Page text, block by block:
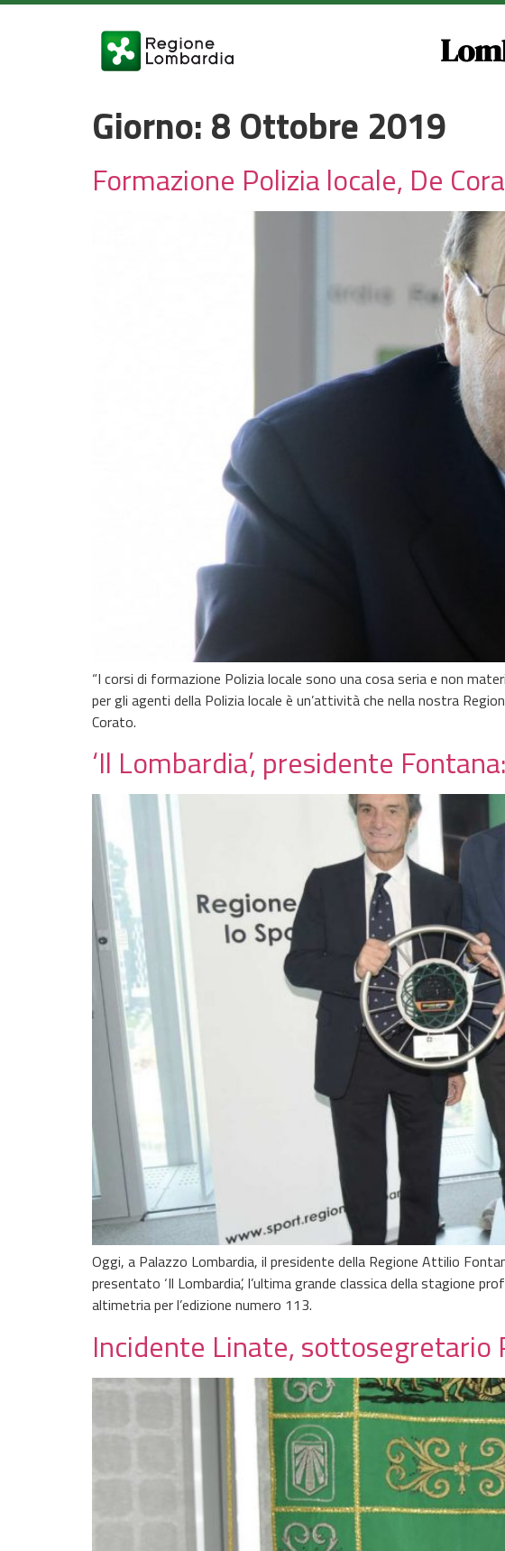
Giorno:8 Ottobre 2019
Formazione Polizia locale, De
“I corsi di formazione Polizia locale sono una cosa seria e non
per gli agenti della Polizia locale è un’attività che nella nostra
Corato.
‘Il Lombardia’, presidente
Oggi, a Palazzo Lombardia, il presidente della Regione Attilio
presentato ‘Il Lombardia’, l’ultima grande classica della stagione
altimetria per l’edizione numero 113.
Incidente Linate, sottosegretario